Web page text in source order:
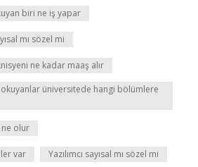
biri ne iş yapar
mı sözel mi
ne kadar maaş alır
üniversitede hangi bölümlere
olur
var Yazılımcı sayısal mı sözel mi